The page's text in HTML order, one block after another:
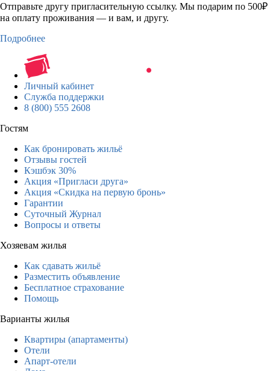
Отправьте другу пригласительную ссылку. Мы подарим по 500₽
на оплату проживания — и вам, и другу.
Подробнее
Личный кабинет
Служба поддержки
8 (800) 555 2608
Гостям
Как бронировать жильё
Отзывы гостей
Кэшбэк 30%
Акция «Пригласи друга»
Акция «Скидка на первую бронь»
Гарантии
Суточный Журнал
Вопросы и ответы
Хозяевам жилья
Как сдавать жильё
Разместить объявление
Бесплатное страхование
Помощь
Варианты жилья
Квартиры (апартаменты)
Отели
Апарт-отели